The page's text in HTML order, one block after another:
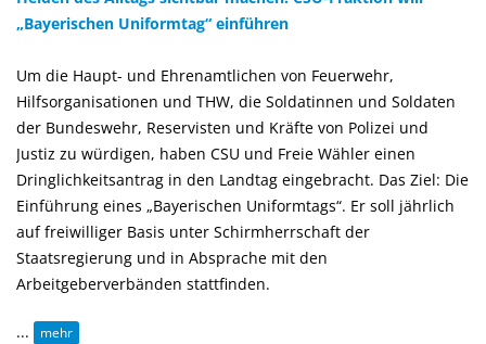
Bayerischen Uniformtag“ einführen
Um die Haupt- und Ehrenamtlichen von Feuerwehr,
Hilfsorganisationen und THW, die Soldatinnen und Soldaten
der Bundeswehr, Reservisten und Kräfte von Polizei und
Justiz zu würdigen, haben CSU und Freie Wähler einen
Dringlichkeitsantrag in den Landtag eingebracht. Das Ziel: Die
Einführung eines „Bayerischen Uniformtags“. Er soll jährlich
auf freiwilliger Basis unter Schirmherrschaft der
Staatsregierung und in Absprache mit den
Arbeitgeberverbänden stattfinden.
... mehr